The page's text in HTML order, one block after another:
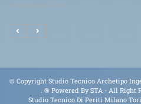
25 Febbraio 2021
© Copyright Studio Tecnico Archetipo
. ® Powered BySTA - All Right
Studio Tecnico Di Periti Milano